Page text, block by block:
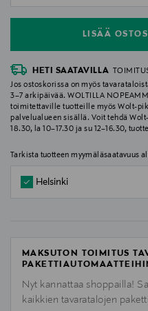
LISÄÄ
HETI SAATAVILLA
Jos ostoskorissa on myös
3–7 arkipäivää. WOLTILLA
toimitettaville tuotteille myös Wolt-
palvelualueen sisällä. Voit tehdä
18.30, la 10–17.30 ja su 12–16.30,
Tarkista tuotteen myymäläsaatavuus
Helsinki
MAKSUTON TOIMITUS
Nyt kannattaa shoppailla!
kaikkien tavaratalojen